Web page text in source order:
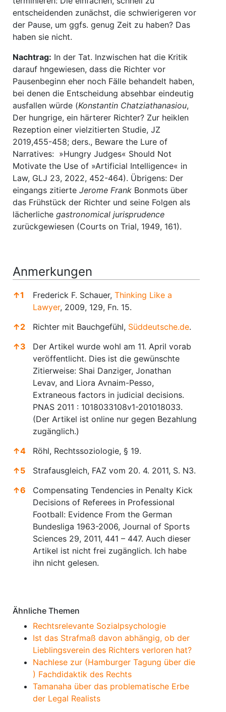
entscheidenden zunächst, die schwierigeren vor
der Pause, um ggfs. genug Zeit zu haben? Das
haben sie nicht.
Nachtrag: In der Tat. Inzwischen hat die Kritik
darauf hngewiesen, dass die Richter vor
Pausenbeginn eher noch Fälle behandelt haben,
bei denen die Entscheidung absehbar eindeutig
ausfallen würde (Konstantin Chatziathanasiou,
Der hungrige, ein härterer Richter? Zur heiklen
Rezeption einer vielzitierten Studie, JZ
2019,455-458; ders., Beware the Lure of
Narratives: »Hungry Judges« Should Not
Motivate the Use of »Artificial Intelligence« in
Law, GLJ 23, 2022, 452-464). Übrigens: Der
eingangs zitierte Jerome Frank Bonmots über
das Frühstück der Richter und seine Folgen als
lächerliche gastronomical jurisprudence
zurückgewiesen (Courts on Trial, 1949, 161).
Anmerkungen
↑1 Frederick F. Schauer, Thinking Like a
Lawyer, 2009, 129, Fn. 15.
↑2 Richter mit Bauchgefühl, Süddeutsche.de.
↑3
Der Artikel wurde wohl am 11. April vorab
veröffentlicht. Dies ist die gewünschte
Zitierweise: Shai Danziger, Jonathan
Levav, and Liora Avnaim-Pesso,
Extraneous factors in judicial decisions.
PNAS 2011 : 1018033108v1-201018033.
(Der Artikel ist online nur gegen Bezahlung
zugänglich.)
↑4
Röhl, Rechtssoziologie, § 19.
↑5
Strafausgleich, FAZ vom 20. 4. 2011, S. N3.
↑6
Compensating Tendencies in Penalty Kick
Decisions of Referees in Professional
Football: Evidence From the German
Bundesliga 1963-2006, Journal of Sports
Sciences 29, 2011, 441 – 447. Auch dieser
Artikel ist nicht frei zugänglich. Ich habe
ihn nicht gelesen.
Ähnliche Themen
Rechtsrelevante Sozialpsychologie
Ist das Strafmaß davon abhängig, ob der
Lieblingsverein des Richters verloren hat?
Nachlese zur (Hamburger Tagung über die
) Fachdidaktik des Rechts
Tamanaha über das problematische Erbe
der Legal Realists